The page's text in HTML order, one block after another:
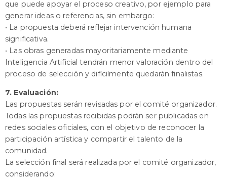
que puede apoyar el proceso creativo, por ejemplo para
generar ideas o referencias, sin embargo:
• La propuesta deberá reflejar intervención humana
significativa.
• Las obras generadas mayoritariamente mediante
Inteligencia Artificial tendrán menor valoración dentro del
proceso de selección y difícilmente quedarán finalistas.
7. Evaluación:
Las propuestas serán revisadas por el comité organizador.
Todas las propuestas recibidas podrán ser publicadas en
redes sociales oficiales, con el objetivo de reconocer la
participación artística y compartir el talento de la
comunidad.
La selección final será realizada por el comité organizador,
considerando: